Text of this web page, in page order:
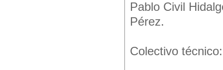
Pablo Civil
Pérez.
Colectivo técnico: